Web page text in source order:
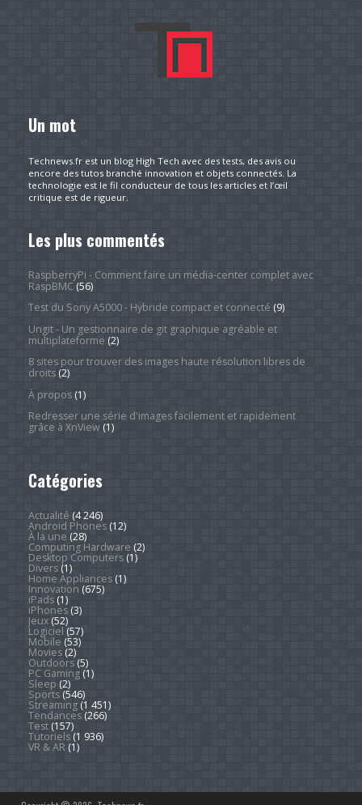
Un mot
Technews.fr est un blog High Tech avec des tests, des avis ou
encore des tutos branché innovation et objets connectés. La
technologie est le fil conducteur de tous les articles et l’œil
critique est de rigueur.
Les plus commentés
RaspberryPi - Comment faire un média-center complet avec
RaspBMC(56)
Test du Sony A5000 - Hybride compact et connecté (9)
Ungit - Un gestionnaire de git graphique agréable et
multiplateforme (2)
8 sites pour trouver des images haute résolution libres de
droits(2)
À propos(1)
Redresser une série d'images facilement et rapidement
grâce à XnView(1)
Catégories
Actualité (4 246)
Android Phones(12)
À la une (28)
Computing Hardware (2)
Desktop Computers(1)
Divers(1)
Home Appliances(1)
Innovation (675)
iPads(1)
iPhones(3)
Jeux(52)
Logiciel (57)
Mobile (53)
Movies(2)
Outdoors(5)
PC Gaming(1)
Sleep (2)
Sports(546)
Streaming(1 451)
Tendances(266)
Test(157)
Tutoriels(1 936)
VR & AR(1)